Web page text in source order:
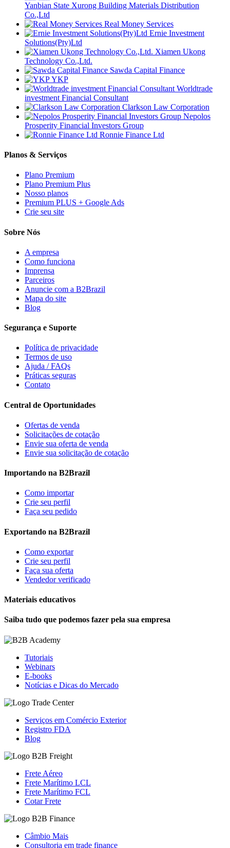
Yanbian State Xurong Building Materials Distribution
Co.,Ltd
Real Money Services
Ernie Investment
Solutions(Pty)Ltd
Xiamen Ukong
Technology Co.,Ltd.
Sawda Capital Finance
YKP
Worldtrade
investment Financial Consultant
Clarkson Law Corporation
Nepolos
Prosperity Financial Investors Group
Ronnie Finance Ltd
Planos & Serviços
Plano Premium
Plano Premium Plus
Nosso planos
Premium PLUS + Google Ads
Crie seu site
Sobre Nós
A empresa
Como funciona
Imprensa
Parceiros
Anuncie com a B2Brazil
Mapa do site
Blog
Segurança e Suporte
Política de privacidade
Termos de uso
Ajuda / FAQs
Práticas seguras
Contato
Central de Oportunidades
Ofertas de venda
Solicitações de cotação
Envie sua oferta de venda
Envie sua solicitação de cotação
Importando na B2Brazil
Como importar
Crie seu perfil
Faça seu pedido
Exportando na B2Brazil
Como exportar
Crie seu perfil
Faça sua oferta
Vendedor verificado
Materiais educativos
Saiba tudo que podemos fazer pela sua empresa
Tutoriais
Webinars
E-books
Notícias e Dicas do Mercado
Serviços em Comércio Exterior
Registro FDA
Blog
Frete Aéreo
Frete Marítimo LCL
Frete Marítimo FCL
Cotar Frete
Câmbio Mais
Consultoria em trade finance